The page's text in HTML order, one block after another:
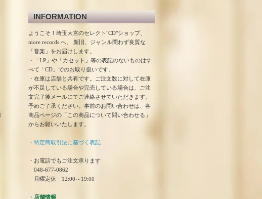
INFORMATION
ようこそ！埼玉大宮のセレクト"CD"ショップ、
more records へ。 新旧、ジャンル問わず良質な
「音楽」をお届けします。
・「LP」や「カセット」等の表記のないものはす
べて「CD」でのお取り扱いです。
・在庫は店舗と共有です。ご注文数に対して在庫
が不足している場合や完売している場合は、ご注
文完了後メールにてご連絡させていただきます。
予めご了承ください。事前のお問い合わせは、各
商品ページの「この商品について問い合わせる」
からお願いいたします。
・特定商取引法に基づく表記
・お電話でもご注文承ります
048-677-0862
月曜定休 12:00～19:00
・ 店舗情報